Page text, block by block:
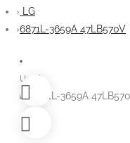
LG
6871L-3659A 47LB570V
Used